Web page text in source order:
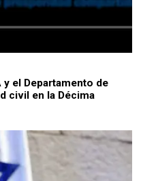
y el Departamento de
civil en la Décima